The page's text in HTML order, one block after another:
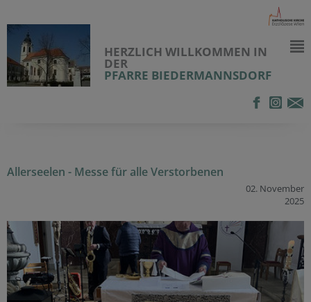
HERZLICH WILLKOMMEN IN
DER
PFARRE BIEDERMANNSDORF
Allerseelen - Messe für alle Verstorbenen
02. November
2025